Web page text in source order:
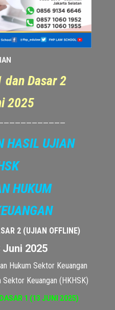
dan Dasar 2
2025
HASIL UJIAN
HUKUM
2 (UJIAN OFFLINE)
2025
Hukum Sektor Keuangan